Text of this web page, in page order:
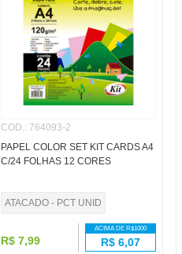
COD.: 764093-2
PAPEL COLOR SET KIT CARDS A4
C/24 FOLHAS 12 CORES
ATACADO - PCT UNID
R$ 7,99
ACIMA DE R$1000
R$ 6,07